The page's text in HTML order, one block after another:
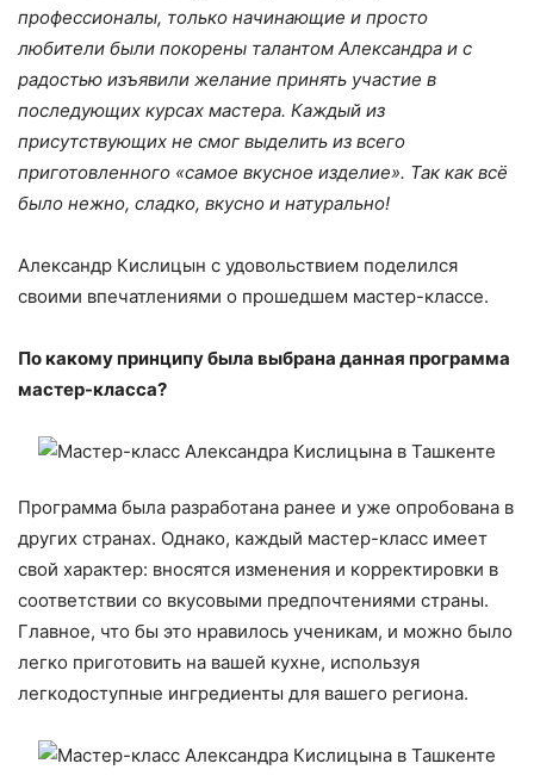
профессионалы, только начинающие и просто
любители были покорены талантом Александра и с
радостью изъявили желание принять участие в
последующих курсах мастера. Каждый из
присутствующих не смог выделить из всего
приготовленного «самое вкусное изделие». Так как всё
было нежно, сладко, вкусно и натурально!
Александр Кислицын с удовольствием поделился
своими впечатлениями о прошедшем мастер-классе.
По какому принципу была выбрана данная программа
мастер-класса?
Программа была разработана ранее и уже опробована в
других странах. Однако, каждый мастер-класс имеет
свой характер: вносятся изменения и корректировки в
соответствии со вкусовыми предпочтениями страны.
Главное, что бы это нравилось ученикам, и можно было
легко приготовить на вашей кухне, используя
легкодоступные ингредиенты для вашего региона.